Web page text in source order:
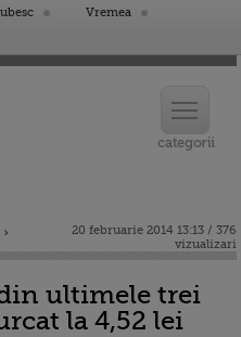
Vremea
20 februarie 2014 13:13 / 376
vizualizari
ultimele trei
la 4,52 lei